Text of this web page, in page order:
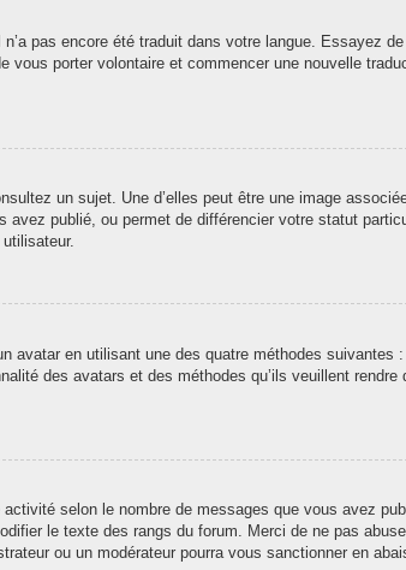
pas encore été traduit dans votre langue. Essayez
porter volontaire et commencer une nouvelle
un sujet. Une d’elles peut être une image
publié, ou permet de différencier votre statut
avatar en utilisant une des quatre méthodes
des avatars et des méthodes qu’ils veuillent
selon le nombre de messages que vous avez
le texte des rangs du forum. Merci de ne pas
ou un modérateur pourra vous sanctionner en